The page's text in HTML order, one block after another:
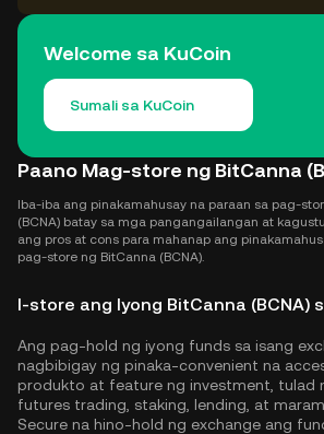
Welcome sa KuCoin
Sumali sa KuCoin
Paano Mag-store ng BitCanna
Iba-iba ang pinakamahusay na paraan sa pag-
(BCNA) batay sa mga pangangailangan at
ang pros at cons para mahanap ang
pag-store ng BitCanna (BCNA).
I-store ang Iyong BitCanna (BCNA)
Ang pag-hold ng iyong funds sa isang
nagbibigay ng pinaka-convenient na
produkto at feature ng investment, tulad
futures trading, staking, lending, at
Secure na hino-hold ng exchange ang